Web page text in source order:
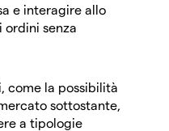
e interagire allo
ordini senza
come la possibilità
sottostante,
a tipologie